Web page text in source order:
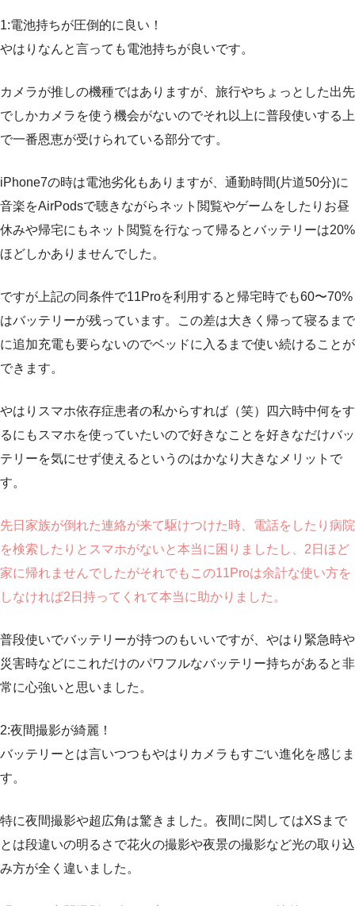
1:電池持ちが圧倒的に良い！
やはりなんと言っても電池持ちが良いです。
カメラが推しの機種ではありますが、旅行やちょっとした出先
でしかカメラを使う機会がないのでそれ以上に普段使いする上
で一番恩恵が受けられている部分です。
iPhone7の時は電池劣化もありますが、通勤時間(片道50分)に
音楽をAirPodsで聴きながらネット閲覧やゲームをしたりお昼
休みや帰宅にもネット閲覧を行なって帰るとバッテリーは20%
ほどしかありませんでした。
ですが上記の同条件で11Proを利用すると帰宅時でも60〜70%
はバッテリーが残っています。この差は大きく帰って寝るまで
に追加充電も要らないのでベッドに入るまで使い続けることが
できます。
やはりスマホ依存症患者の私からすれば（笑）四六時中何をす
るにもスマホを使っていたいので好きなことを好きなだけバッ
テリーを気にせず使えるというのはかなり大きなメリットで
す。
先日家族が倒れた連絡が来て駆けつけた時、電話をしたり病院
を検索したりとスマホがないと本当に困りましたし、2日ほど
家に帰れませんでしたがそれでもこの11Proは余計な使い方を
しなければ2日持ってくれて本当に助かりました。
普段使いでバッテリーが持つのもいいですが、やはり緊急時や
災害時などにこれだけのパワフルなバッテリー持ちがあると非
常に心強いと思いました。
2:夜間撮影が綺麗！
バッテリーとは言いつつもやはりカメラもすごい進化を感じま
す。
特に夜間撮影や超広角は驚きました。夜間に関してはXSまで
とは段違いの明るさで花火の撮影や夜景の撮影など光の取り込
み方が全く違いました。